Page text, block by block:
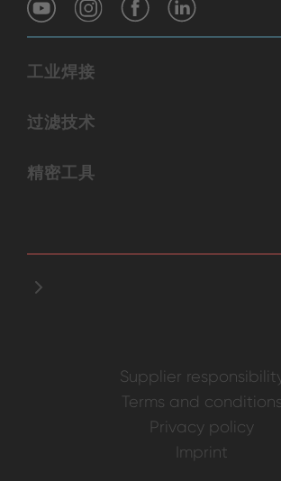
工业焊接
过滤技术
精密工具
Supplier
Terms and conditions
Privacy policy
Imprint